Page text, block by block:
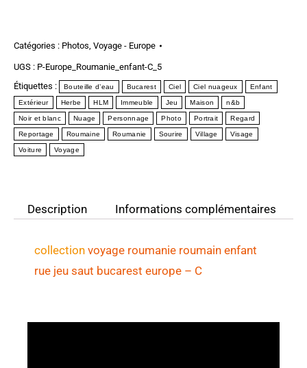
Catégories : Photos, Voyage - Europe
UGS : P-Europe_Roumanie_enfant-C_5
Étiquettes :
Bouteille d’eau Bucarest Ciel Ciel nuageux Enfant
Extérieur Herbe HLM Immeuble Jeu Maison n&b
Noir et blanc Nuage Personnage Photo Portrait Regard
Reportage Roumaine Roumanie Sourire Village Visage
Voiture Voyage
Description Informations complémentaires
collection voyage roumanie roumain enfant
rue jeu saut bucarest europe – C